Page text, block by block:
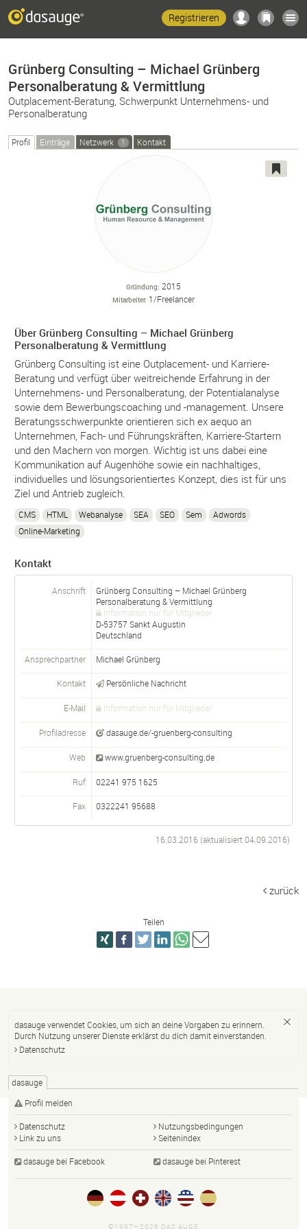
Registrieren
Grünberg Consulting – Michael Grünberg
Personalberatung & Vermittlung
Outplacement-Beratung, Schwerpunkt Unternehmens- und
Personalberatung
Profil Einträge Netzwerk 1 Kontakt
Gründung 2015
Mitarbeiter 1/Freelancer
Über Grünberg Consulting – Michael Grünberg
Personalberatung & Vermittlung
Grünberg Consulting ist eine Outplacement- und Karriere-
Beratung und verfügt über weitreichende Erfahrung in der
Unternehmens- und Personalberatung, der Potentialanalyse
sowie dem Bewerbungscoaching und -management. Unsere
Beratungsschwerpunkte orientieren sich ex aequo an
Unternehmen, Fach- und Führungskräften, Karriere-Startern
und den Machern von morgen. Wichtig ist uns dabei eine
Kommunikation auf Augenhöhe sowie ein nachhaltiges,
individuelles und lösungsorientiertes Konzept, dies ist für uns
Ziel und Antrieb zugleich.
CMS HTML Webanalyse SEA SEO Sem
Adwords
Online-Marketing
Kontakt
Anschrift
Grünberg Consulting – Michael Grünberg
Personalberatung & Vermittlung
Information nur für Mitglieder
D-53757 Sankt Augustin
Deutschland
Ansprechpartner Michael Grünberg
Kontakt Persönliche Nachricht
E-Mail Information nur für Mitglieder
Profiladresse dasauge.de/-gruenberg-consulting
Web www.gruenberg-consulting.de
Ruf 02241 975 1625
Fax 0322241 95688
16.03.2016 (aktualisiert04.09.2016)
zurück
Teilen
dasauge verwendet Cookies, um sich an deine Vorgaben zu erinnern.
Durch Nutzung unserer Dienste erklärst du dich damit einverstanden.
Datenschutz
dasauge
Profil melden
Datenschutz
Nutzungsbedingungen
Link zu uns
Seitenindex
dasauge bei Facebook dasauge bei Pinterest
©1997—2026 DAS AUGE